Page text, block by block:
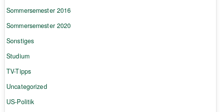
Sommersemester 2016
Sommersemester 2020
Sonstiges
Studium
TV-Tipps
Uncategorized
US-Politik